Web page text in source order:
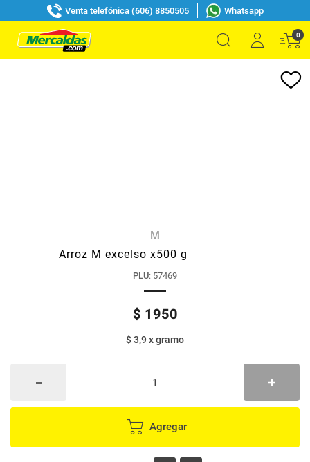
Venta telefónica (606) 8850505 Whatsapp
0
M
Arroz M excelso x500 g
PLU: 57469
$ 1950
$ 3,9 xgramo
Agregar